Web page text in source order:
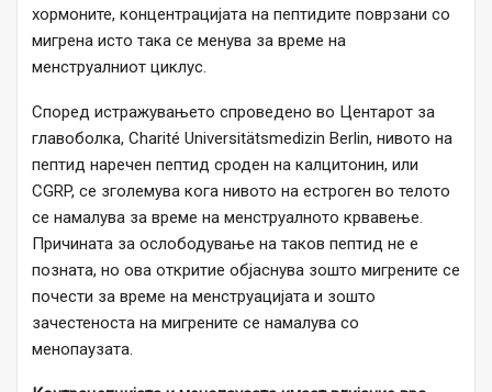
хормоните, концентрацијата на пептидите поврзани со
мигрена исто така се менува за време на
менструалниот циклус.
Според истражувањето спроведено во Центарот за
главоболка, Charité Universitätsmedizin Berlin, нивото на
пептид наречен пептид сроден на калцитонин, или
CGRP, се зголемува кога нивото на естроген во телото
се намалува за време на менструалното крвавење.
Причината за ослободување на таков пептид не е
позната, но ова откритие објаснува зошто мигрените се
почести за време на менструацијата и зошто
зачестеноста на мигрените се намалува со
менопаузата.